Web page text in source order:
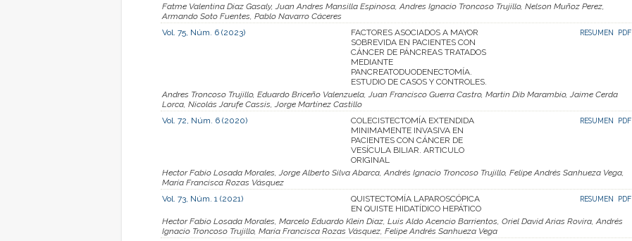
Fatme Valentina Diaz Gasaly, Juan Andres Mansilla Espinosa, Andres Ignacio Troncoso Trujillo, Nelson Muñoz Perez,
Armando Soto Fuentes, Pablo Navarro Cáceres
Vol. 75, Núm. 6 (2023)
FACTORES ASOCIADOS A MAYOR
SOBREVIDA EN PACIENTES CON
CÁNCER DE PÁNCREAS TRATADOS
MEDIANTE
PANCREATODUODENECTOMÍA.
ESTUDIO DE CASOS Y CONTROLES.
RESUMEN PDF
Andres Troncoso Trujillo, Eduardo Briceño Valenzuela, Juan Francisco Guerra Castro, Martin Dib Marambio, Jaime Cerda
Lorca, Nicolás Jarufe Cassis, Jorge Martínez Castillo
Vol. 72, Núm. 6 (2020)
COLECISTECTOMÍA EXTENDIDA
MINIMAMENTE INVASIVA EN
PACIENTES CON CÁNCER DE
VESÍCULA BILIAR. ARTICULO
ORIGINAL
RESUMEN PDF
Hector Fabio Losada Morales, Jorge Alberto Silva Abarca, Andrés Ignacio Troncoso Trujillo, Felipe Andrés Sanhueza Vega,
María Francisca Rozas Vásquez
Vol. 73, Núm. 1 (2021)
QUISTECTOMÍA LAPAROSCÓPICA
EN QUISTE HIDATÍDICO HEPÁTICO
RESUMEN PDF
Hector Fabio Losada Morales, Marcelo Eduardo Klein Diaz, Luis Aldo Acencio Barrientos, Oriel David Arias Rovira, Andrés
Ignacio Troncoso Trujillo, María Francisca Rozas Vásquez, Felipe Andrés Sanhueza Vega